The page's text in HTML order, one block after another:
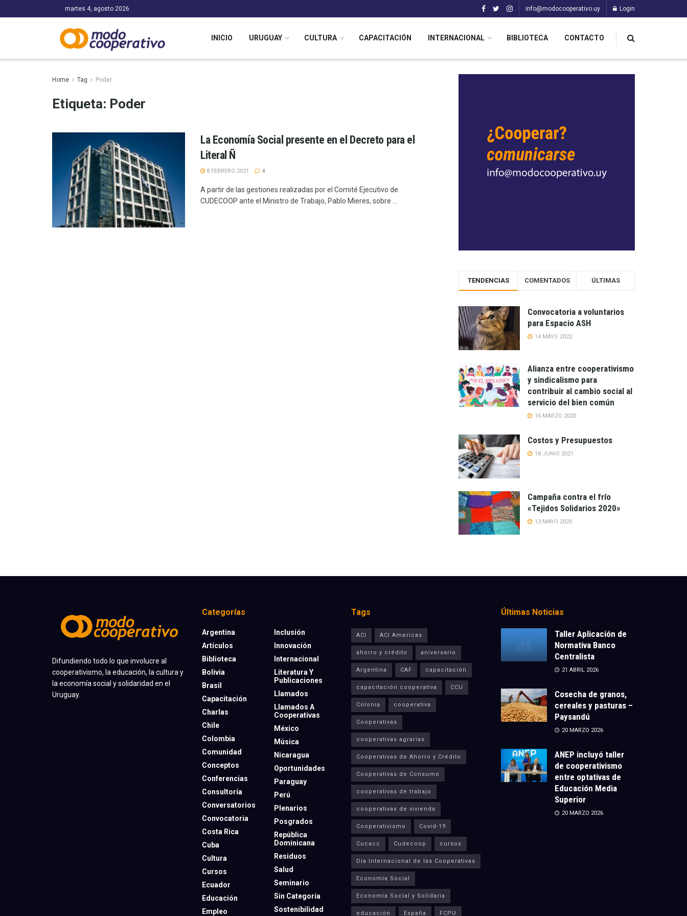
martes 4, agosto 2026 info@modocooperativo.uy Login
INICIO URUGUAY CULTURA CAPACITACIÓN INTERNACIONAL BIBLIOTECA CONTACTO
Home Tag Poder
Etiqueta: Poder
La Economía Social presente en el Decreto para el
Literal Ñ
8 FEBRERO 2021 4
A partir de las gestiones realizadas por el Comité Ejecutivo de
CUDECOOP ante el Ministro de Trabajo, Pablo Mieres, sobre ...
TENDENCIAS COMENTADOS ÚLTIMAS
Convocatoria a voluntarios
para Espacio ASH
14 MAYO 2022
Alianza entre cooperativismo
y sindicalismo para
contribuir al cambio social al
servicio del bien común
16 MARZO 2020
Costos y Presupuestos
18 JUNIO 2021
Campaña contra el frío
«Tejidos Solidarios 2020»
13 MAYO 2020
Difundiendo todo lo que involucre al
cooperativismo, la educación, la cultura y
la economía social y solidaridad en el
Uruguay.
Categorías
Argentina
Artículos
Biblioteca
Bolivia
Brasil
Capacitación
Charlas
Chile
Colombia
Comunidad
Conceptos
Conferencias
Consultoría
Conversatorios
Convocatoria
Costa Rica
Cuba
Cultura
Cursos
Ecuador
Educación
Empleo
Inclusión
Innovación
Internacional
Literatura Y
Publicaciones
Llamados
Llamados A
Cooperativas
México
Música
Nicaragua
Oportunidades
Paraguay
Perú
Plenarios
Posgrados
República
Dominicana
Residuos
Salud
Seminario
Sin Categoría
Sostenibilidad
Tags
ACI ACI Americas
ahorro y crédito aniversario
Argentina CAF capacitación
capacitación cooperativa CCU
Colonia cooperativa
Cooperativas
cooperativas agrarias
Cooperativas de Ahorro y Crédito
Cooperativas de Consumo
cooperativas de trabajo
cooperativas de vivienda
Cooperativismo Covid-19
Cucacc Cudecoop cursos
Día Internacional de las Cooperativas
Economía Social
Economía Social y Solidaria
educación España FCPU
Últimas Noticias
Taller Aplicación de
Normativa Banco
Centralista
21 ABRIL 2026
Cosecha de granos,
cereales y pasturas –
Paysandú
20 MARZO 2026
ANEP incluyó taller
de cooperativismo
entre optativas de
Educación Media
Superior
20 MARZO 2026